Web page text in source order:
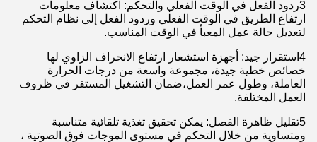
3ردود الفعل في الوقت الفعلي والتحكم: اكتشاف معلومات
ارتفاع الطريق في الوقت الفعلي وردود الفعل إلى نظام التحكم
لتعديل حالة عمل المعبأ في الوقت المناسب.
4استقرار جيد: أجهزة استشعار ارتفاع الانحراف الزاوي لها
خصائص خطية جيدة، مجموعة واسعة من درجات الحرارة
العاملة، وطول عمر العمل،ضمان التشغيل المستقر في ظروف
العمل المختلفة.
5تقليل ظاهرة الفصل: يمكن تحقيق تغذية تلقائية متناسبة
ومتساوية من خلال التحكم في مستوى الموجات فوق الصوتية ،